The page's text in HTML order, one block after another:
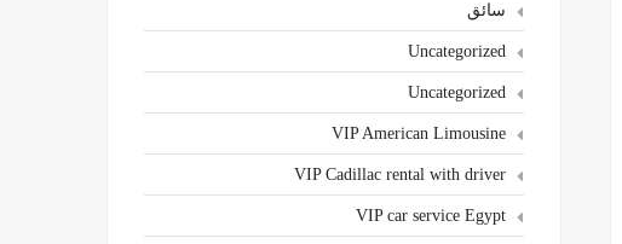
سائق
Uncategorized
Uncategorized
VIP American Limousine
VIP Cadillac rental with driver
VIP car service Egypt